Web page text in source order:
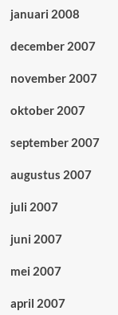
januari 2008
december 2007
november 2007
oktober 2007
september 2007
augustus 2007
juli 2007
juni 2007
mei 2007
april 2007